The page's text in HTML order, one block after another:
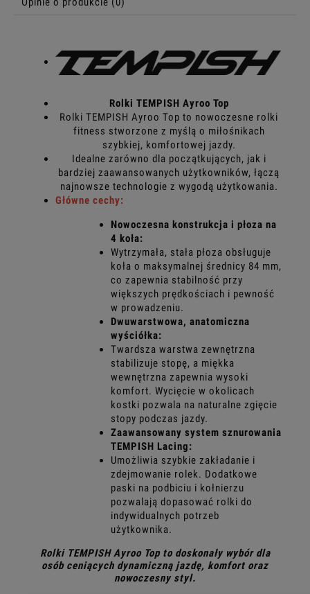
Rolki TEMPISH Ayroo Top
Rolki TEMPISH Ayroo Top to nowoczesne rolki
fitness stworzone z myślą o miłośnikach
szybkiej, komfortowej jazdy.
Idealne zarówno dla początkujących, jak i
bardziej zaawansowanych użytkowników, łączą
najnowsze technologie z wygodą użytkowania.
Główne cechy:
Nowoczesna konstrukcja i płoza na
4 koła:
Wytrzymała, stała płoza obsługuje
koła o maksymalnej średnicy 84 mm,
co zapewnia stabilność przy
większych prędkościach i pewność
w prowadzeniu.
Dwuwarstwowa, anatomiczna
wyściółka:
Twardsza warstwa zewnętrzna
stabilizuje stopę, a miękka
wewnętrzna zapewnia wysoki
komfort. Wycięcie w okolicach
kostki pozwala na naturalne zgięcie
stopy podczas jazdy.
Zaawansowany system sznurowania
TEMPISH Lacing:
Umożliwia szybkie zakładanie i
zdejmowanie rolek. Dodatkowe
paski na podbiciu i kołnierzu
pozwalają dopasować rolki do
indywidualnych potrzeb
użytkownika.
Rolki TEMPISH Ayroo Top to doskonały wybór dla
osób ceniących dynamiczną jazdę, komfort oraz
nowoczesny styl.